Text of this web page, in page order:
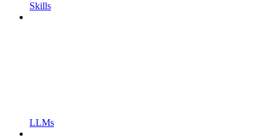
Skills
LLMs